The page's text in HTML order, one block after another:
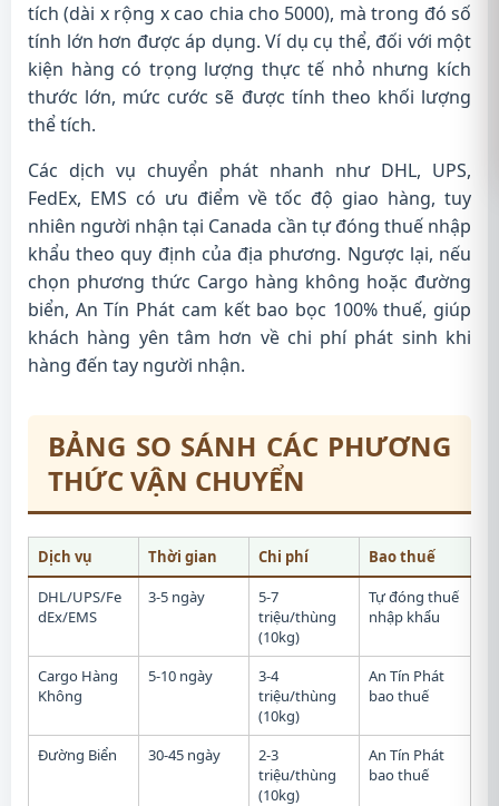
tích (dài x rộng x cao chia cho 5000), mà trong đó số
tính lớn hơn được áp dụng. Ví dụ cụ thể, đối với một
kiện hàng có trọng lượng thực tế nhỏ nhưng kích
thước lớn, mức cước sẽ được tính theo khối lượng
thể tích.
Các dịch vụ chuyển phát nhanh như DHL, UPS,
FedEx, EMS có ưu điểm về tốc độ giao hàng, tuy
nhiên người nhận tại Canada cần tự đóng thuế nhập
khẩu theo quy định của địa phương. Ngược lại, nếu
chọn phương thức Cargo hàng không hoặc đường
biển, An Tín Phát cam kết bao bọc 100% thuế, giúp
khách hàng yên tâm hơn về chi phí phát sinh khi
hàng đến tay người nhận.
BẢNG SO SÁNH CÁC PHƯƠNG
THỨC VẬN CHUYỂN
Dịch vụ Thời gian Chi phí
Bao thuế
DHL/UPS/Fe
dEx/EMS
3-5 ngày
5-7
triệu/thùng
(10kg)
Tự đóng thuế
nhập khẩu
Cargo Hàng
Không
5-10 ngày
3-4
triệu/thùng
(10kg)
An Tín Phát
bao thuế
Đường Biển 30-45 ngày
2-3
triệu/thùng
(10kg)
An Tín Phát
bao thuế